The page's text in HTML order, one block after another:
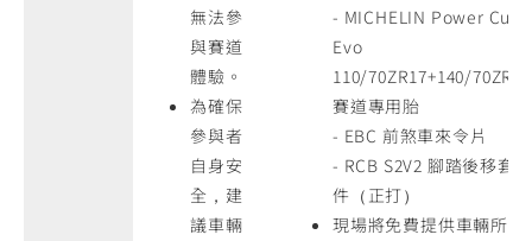
無法參
與賽道
體驗。
為確保
參與者
自身安
全，建
議車輛
- MICHELIN Power Cup
Evo
110/70ZR17+140/70ZR17
賽道專用胎
- EBC 前煞車來令片
- RCB S2V2 腳踏後移套
件（正打）
現場將免費提供車輛所需